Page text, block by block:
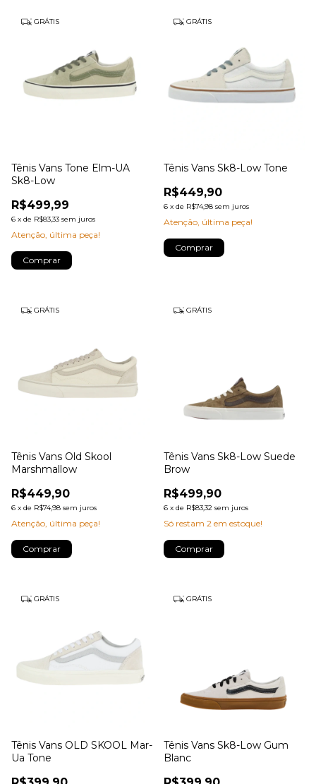
GRÁTIS
Tênis Vans Tone Elm-UA
Sk8-Low
R$499,99
6 x de R$83,33 sem juros
Atenção, última peça!
Comprar
GRÁTIS
Tênis Vans Sk8-Low Tone
R$449,90
6 x de R$74,98 sem juros
Atenção, última peça!
Comprar
GRÁTIS
Tênis Vans Old Skool
Marshmallow
R$449,90
6 x de R$74,98 sem juros
Atenção, última peça!
Comprar
GRÁTIS
Tênis Vans Sk8-Low Suede
Brow
R$499,90
6 x de R$83,32 sem juros
Só restam 2 em estoque!
Comprar
GRÁTIS
Tênis Vans OLD SKOOL Mar-
Ua Tone
GRÁTIS
Tênis Vans Sk8-Low Gum
Blanc